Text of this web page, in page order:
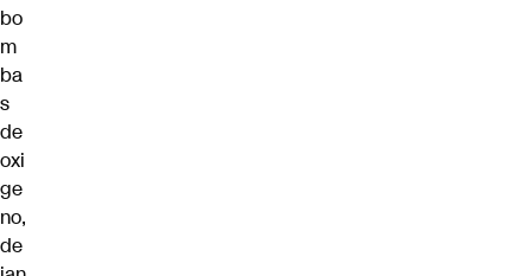
bo
m
ba
s
de
oxi
ge
no,
de